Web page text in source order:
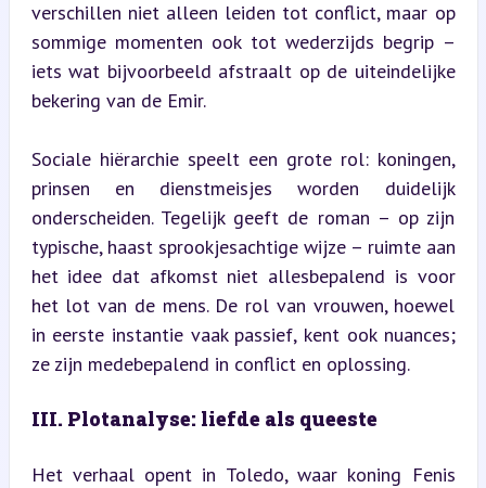
verschillen niet alleen leiden tot conflict, maar op
sommige momenten ook tot wederzijds begrip –
iets wat bijvoorbeeld afstraalt op de uiteindelijke
bekering van de Emir.
Sociale hiërarchie speelt een grote rol: koningen,
prinsen en dienstmeisjes worden duidelijk
onderscheiden. Tegelijk geeft de roman – op zijn
typische, haast sprookjesachtige wijze – ruimte aan
het idee dat afkomst niet allesbepalend is voor
het lot van de mens. De rol van vrouwen, hoewel
in eerste instantie vaak passief, kent ook nuances;
ze zijn medebepalend in conflict en oplossing.
III. Plotanalyse: liefde als queeste
Het verhaal opent in Toledo, waar koning Fenis